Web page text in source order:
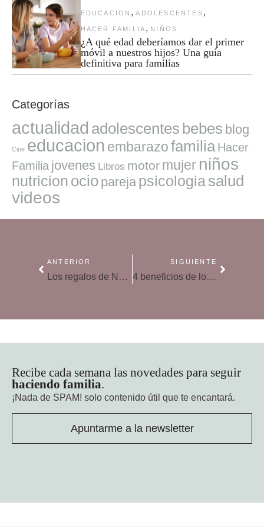
EDUCACION , ADOLESCENTES ,
HACER FAMILIA , NIÑOS
¿A qué edad deberíamos dar el primer
móvil a nuestros hijos? Una guía
definitiva para familias
Categorías
actualidad adolescentes bebes blog
Cine educacion embarazofamilia Hacer
Familia jovenes Libros motor mujer niños
nutricion ocio pareja psicologiasalud
videos
ANTERIOR
Los regalos de Navidad también educan
SIGUIENTE
4 beneficios de los videojuegos para los niños
Recibe cada semana las novedades para seguir
haciendo familia.
¡Nada de SPAM! solo contenido útil que te encantará.
Apuntarme a la newsletter